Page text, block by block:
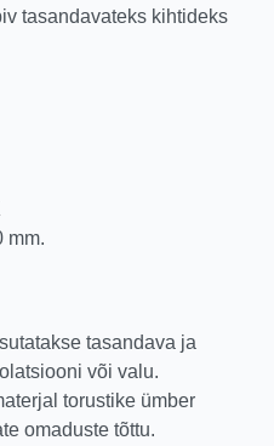
tasandavateks kihtideks
mm.
tasandava ja
või valu.
torustike ümber
omaduste tõttu.